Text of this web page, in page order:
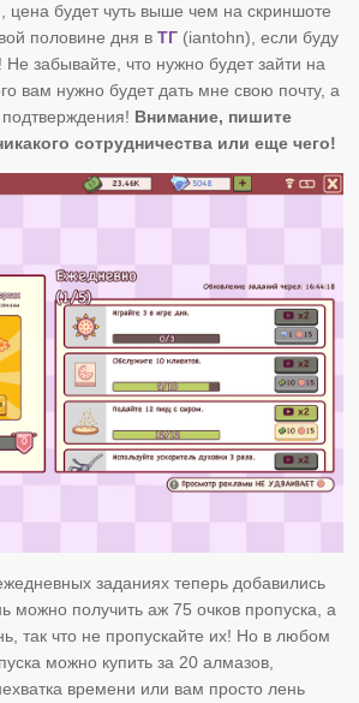
цена будет чуть выше чем на скриншоте
половине дня вТГ (iantohn), если буду
Не забывайте, что нужно будет зайти на
вам нужно будет дать мне свою почту, а
Внимание, пишите
сотрудничества или еще чего!
заданиях теперь добавились
можно получить аж 75 очков пропуска, а
так что не пропускайте их! Но в любом
можно купить за 20 алмазов,
времени или вам просто лень